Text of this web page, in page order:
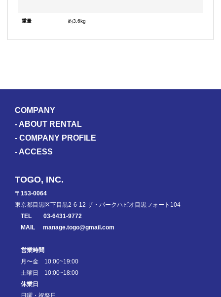
重量 約3.6kg
COMPANY
- ABOUT RENTAL
- COMPANY PROFILE
- ACCESS
TOGO, INC.
〒153-0064
東京都目黒区下目黒2-6-12 ザ・パークハビオ目黒フォート104
TEL 03-6431-9772
MAIL
manage.togo@gmail.com
営業時間
月〜金 10:00~19:00
土曜日 10:00~18:00
休業日
日曜・祝祭日